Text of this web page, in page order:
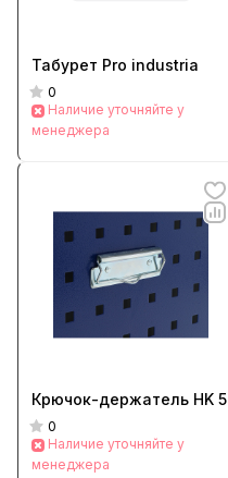
Табурет Pro industria
0
Наличие уточняйте у
менеджера
Крючок-держатель HK 5
0
Наличие уточняйте у
менеджера